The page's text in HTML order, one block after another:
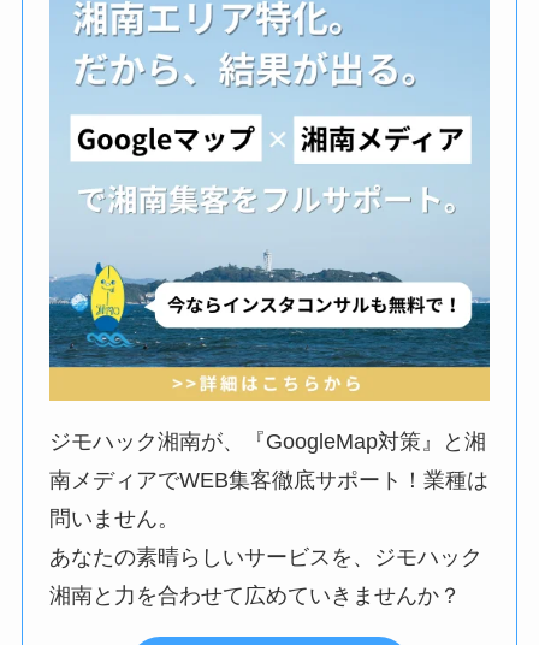
ジモハック湘南が、『GoogleMap対策』と湘
南メディアでWEB集客徹底サポート！業種は
問いません。
あなたの素晴らしいサービスを、ジモハック
湘南と力を合わせて広めていきませんか？